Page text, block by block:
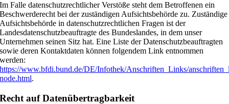
Im Falle datenschutzrechtlicher Verstöße steht dem Betroffenen ein
Beschwerderecht bei der zuständigen Aufsichtsbehörde zu. Zuständige
Aufsichtsbehörde in datenschutzrechtlichen Fragen ist der
Landesdatenschutzbeauftragte des Bundeslandes, in dem unser
Unternehmen seinen Sitz hat. Eine Liste der Datenschutzbeauftragten
sowie deren Kontaktdaten können folgendem Link entnommen
werden:
https://www.bfdi.bund.de/DE/Infothek/Anschriften_Links/
node.html.
Recht auf Datenübertragbarkeit